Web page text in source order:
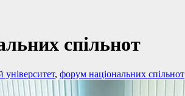
спільнот
університет, форум національних спільнот